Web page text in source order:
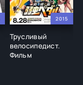
2015
Трусливый
велосипедист.
Фильм